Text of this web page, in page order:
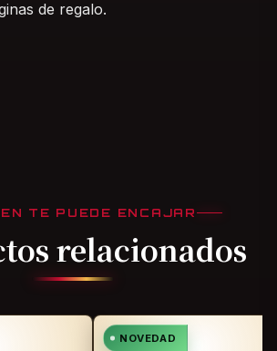
de regalo.
TE PUEDE ENCAJAR
relacionados
NOVEDAD